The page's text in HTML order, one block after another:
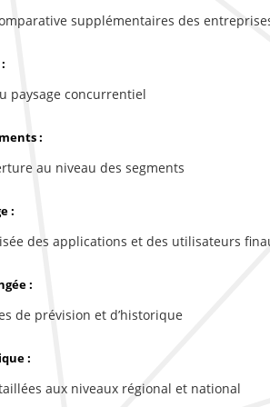
supplémentaires des
paysage concurrentiel
:
au niveau des segments
:
des applications et des utilisateurs
:
de prévision et d’historique
:
aux niveaux régional et national